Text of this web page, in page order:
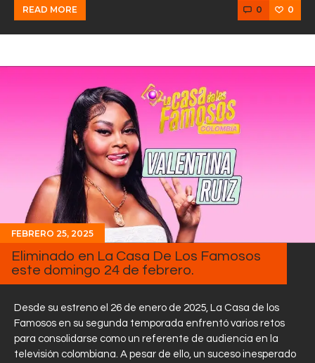
READ MORE 0 0
FEBRERO 25, 2025
Eliminado en La Casa De Los Famosos
este domingo 24 de febrero.
Desde su estreno el 26 de enero de 2025, La Casa de los
Famosos en su segunda temporada enfrentó varios retos
para consolidarse como un referente de audiencia en la
televisión colombiana. A pesar de ello, un suceso inesperado